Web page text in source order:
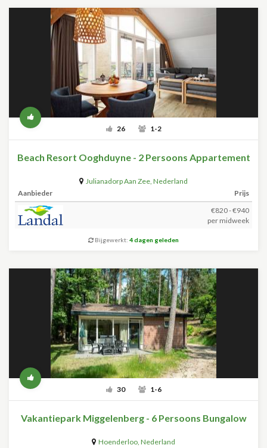
26 1-2
Beach Resort Ooghduyne - 2 Persoons Appartement
Julianadorp Aan Zee, Nederland
Aanbieder
Prijs
€820 - €940
per midweek
Bijgewerkt: 4 dagen geleden
30 1-6
Vakantiepark Miggelenberg - 6 Persoons Bungalow
Hoenderloo, Nederland